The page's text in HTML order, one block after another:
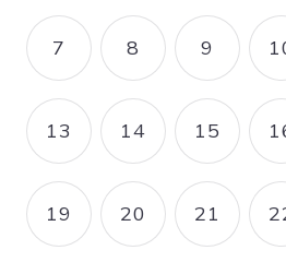
PAGE
7 PAGE
8 PAGE
9
PAGE
13 PAGE
14 PAGE
15
PAGE
19 PAGE
20 PAGE
21